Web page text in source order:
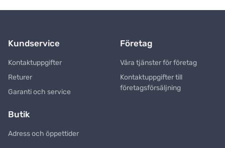
Kundservice
Kontaktuppgifter
Returer
Garanti och service
Företag
Våra tjänster för företag
Kontaktuppgifter till
företagsförsäljning
Butik
Adress och öppettider